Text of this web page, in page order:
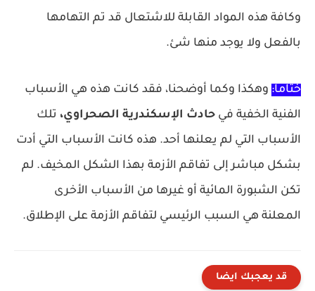
وكافة هذه المواد القابلة للاشتعال قد تم التهامها
بالفعل ولا يوجد منها شئ.
ختاماً: وهكذا وكما أوضحنا، فقد كانت هذه هي الأسباب
الفنية الخفية في حادث الإسكندرية الصحراوي، تلك
الأسباب التي لم يعلنها أحد. هذه كانت الأسباب التي أدت
بشكل مباشر إلى تفاقم الأزمة بهذا الشكل المخيف. لم
تكن الشبورة المائية أو غيرها من الأسباب الأخرى
المعلنة هي السبب الرئيسي لتفاقم الأزمة على الإطلاق.
قد يعجبك ايضا